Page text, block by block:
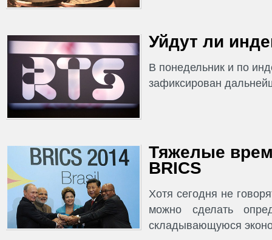
Уйдут ли
В понедельник и по
зафиксирован
Тяжелые
BRICS
Хотя сегодня не
можно сделать
складывающуюся